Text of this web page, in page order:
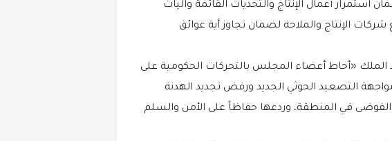
أعمال الإنتاج والتحديات القائمة وآليات
الإنتاج والملاحة لضمان تجاوز أية عوائق
«أحاط أعضاء المجلس بالتحركات الحكومية على
التصعيد الحوثي الجديد ورفض تجديد الهدنة
في المنطقة، وردعها حفاظاً على الأمن والسلم